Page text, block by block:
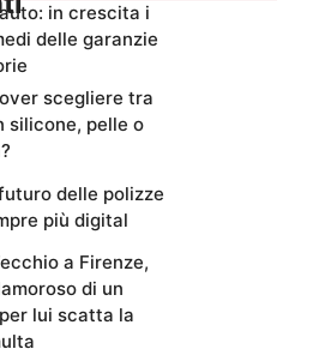
in crescita i
delle garanzie
scegliere tra
silicone, pelle o
delle polizze
più digital
a Firenze,
di un
lui scatta la